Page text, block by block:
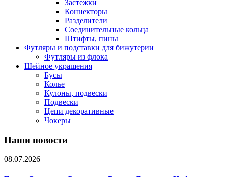
Застежки
Коннекторы
Разделители
Соединительные кольца
Штифты, пины
Футляры и подставки для бижутерии
Футляры из флока
Шейное украшения
Бусы
Колье
Кулоны, подвески
Подвески
Цепи декоративные
Чокеры
Наши новости
08.07.2026